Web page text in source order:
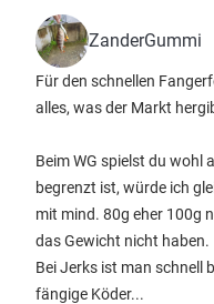
ZanderGummi
Für den schnellen
alles, was der Markt
Beim WG spielst du wohl
begrenzt ist, würde ich
mit mind. 80g eher 100g
das Gewicht nicht haben.
Bei Jerks ist man schnell
fängige Köder...